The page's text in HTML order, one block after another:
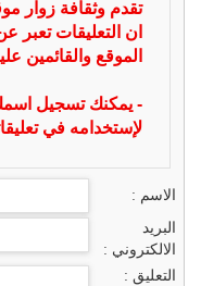
تقدم وثقافة زوار
ان التعليقات تعبر
الموقع والقائمين
- يمكنك تسجيل
لإستخدامه في
الاسم :
البريد
الالكتروني :
التعليق :